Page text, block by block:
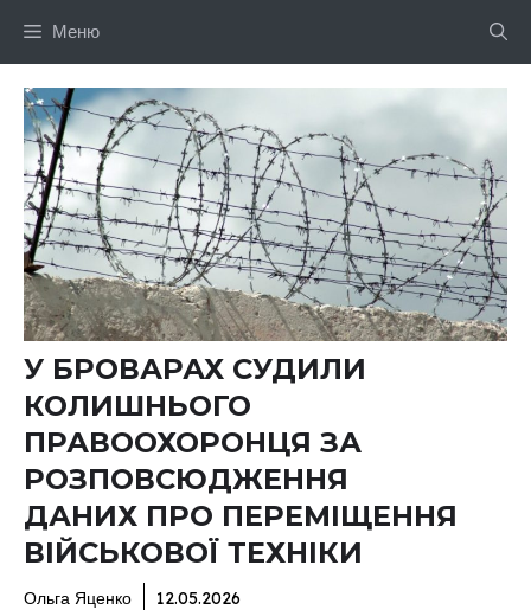
Меню
У БРОВАРАХ СУДИЛИ
КОЛИШНЬОГО
ПРАВООХОРОНЦЯ ЗА
РОЗПОВСЮДЖЕННЯ
ДАНИХ ПРО ПЕРЕМІЩЕННЯ
ВІЙСЬКОВОЇ ТЕХНІКИ
Ольга Яценко 12.05.2026